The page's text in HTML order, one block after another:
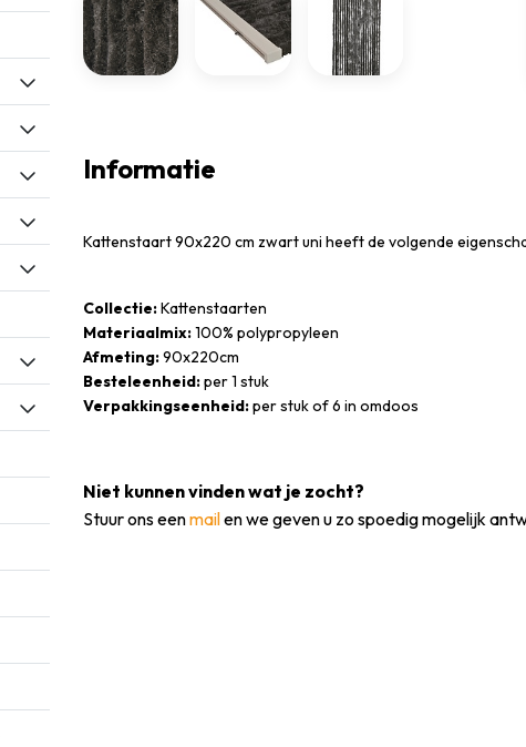
Informatie
Kattenstaart 90x220 cm zwart uni heeft de volgende
Collectie:Kattenstaarten
Materiaalmix:100% polypropyleen
Afmeting:90x220cm
Besteleenheid:per 1 stuk
Verpakkingseenheid:per stuk of 6 in omdoos
Niet kunnen vinden wat je zocht?
Stuur ons eenmailen we geven u zo spoedig mogelijk